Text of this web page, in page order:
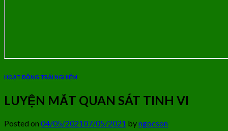
HOẠT ĐỘNG TRẢI NGHIỆM
LUYỆN MẮT QUAN SÁT TINH VI
Posted on 04/05/202107/05/2021 byngocson